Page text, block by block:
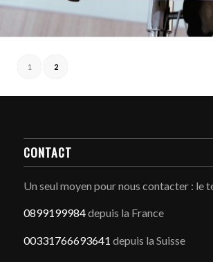
1 2
CONTACT
Un seul moyen pour nous contacter : le
0899199984depuis la France
00331766693641 depuis la Suisse